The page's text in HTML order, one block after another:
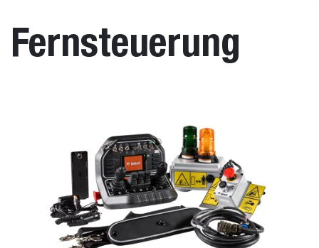
Fernsteuerung